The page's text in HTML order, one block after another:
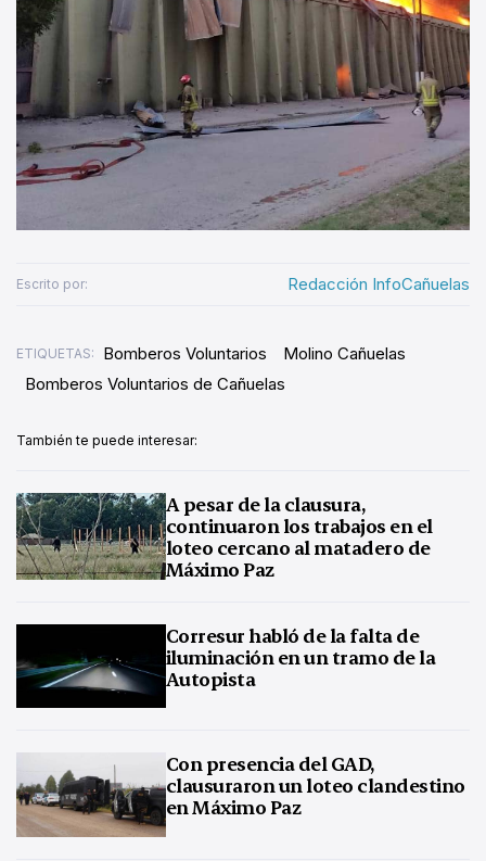
Escrito por: Redacción InfoCañuelas
ETIQUETAS: Bomberos Voluntarios
Molino Cañuelas
Bomberos Voluntarios de Cañuelas
También te puede interesar:
A pesar de la clausura,
continuaron los trabajos en el
loteo cercano al matadero de
Máximo Paz
Corresur habló de la falta de
iluminación en un tramo de la
Autopista
Con presencia del GAD,
clausuraron un loteo clandestino
en Máximo Paz